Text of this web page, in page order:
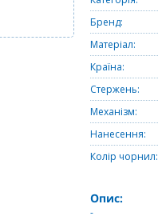
Бренд:
Матеріал:
Країна:
Стержень:
Механізм:
Нанесення:
Колір чорнил:
Опис:
-